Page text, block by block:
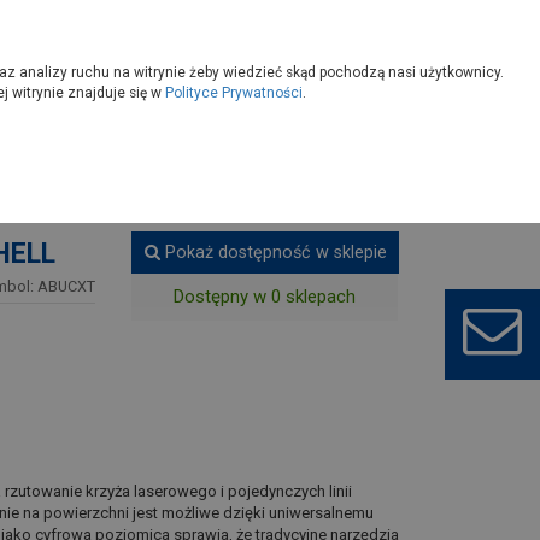
ABUCXT
Pokaż dostępność w sklepie
Dostępny w 0 sklepach
rzutowanie krzyża laserowego i pojedynczych linii
na powierzchni jest możliwe dzięki uniwersalnemu
cyfrowa poziomica sprawia, że tradycyjne narzędzia
analizy ruchu na witrynie żeby wiedzieć skąd pochodzą nasi użytkownicy.
witrynie znajduje się w Polityce Prywatności.